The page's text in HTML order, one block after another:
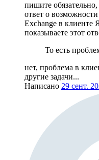
пишите
ответ о
Exchange в клиенте
показываете этот
То есть
нет, проблема в
другие задачи...
Написано 29 сент.